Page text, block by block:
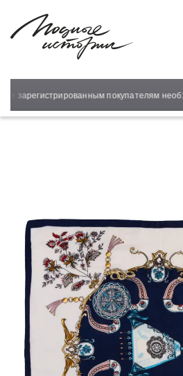
зарегистрированным покупателям